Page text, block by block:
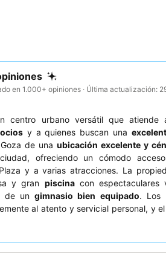
en 1.000+ opiniones · Última actualización:
centro urbano versátil que atiende
y a quienes buscan una
de una ubicación excelente y
ofreciendo un cómodo
y a varias atracciones. La
y gran piscinacon espectaculares
de un gimnasio bien equipado. Los
al atento y servicial personal, y el
memorable, considere